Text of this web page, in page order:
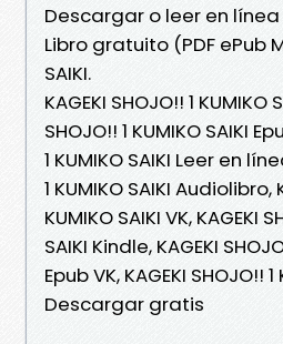
Descargar o leer en línea
Libro gratuito (PDF ePub
SAIKI.
KAGEKI SHOJO!! 1 KUMIKO
SHOJO!! 1 KUMIKO SAIKI
1 KUMIKO SAIKI Leer en
1 KUMIKO SAIKI Audiolibro,
KUMIKO SAIKI VK, KAGEKI
SAIKI Kindle, KAGEKI
Epub VK, KAGEKI SHOJO!! 1
Descargar gratis